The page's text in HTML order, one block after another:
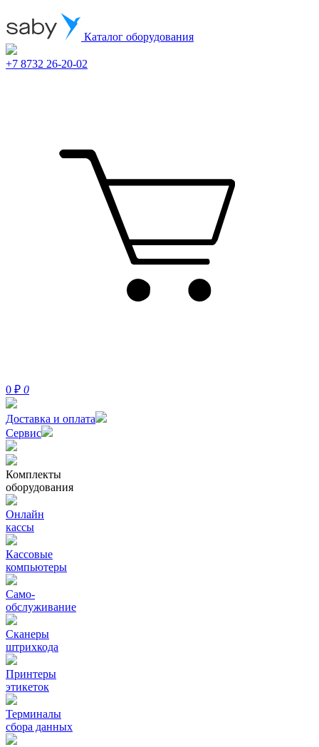
Каталог оборудования
+7 8732 26-20-02
0 ₽ 0
Доставка и оплата
Сервис
Комплекты
оборудования
Онлайн
кассы
Кассовые
компьютеры
Само-
обслуживание
Сканеры
штрихкода
Принтеры
этикеток
Терминалы
сбора данных